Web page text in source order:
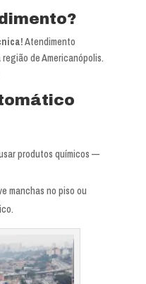
Atendimento
de Americanópolis.
produtos químicos —
manchas no piso ou